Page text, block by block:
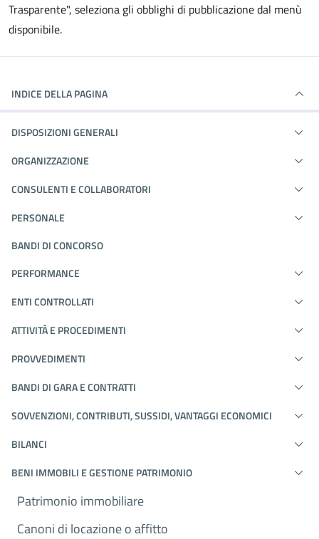
Trasparente", seleziona gli obblighi di pubblicazione dal menù
disponibile.
INDICE DELLA PAGINA
DISPOSIZIONI GENERALI
ORGANIZZAZIONE
CONSULENTI E COLLABORATORI
PERSONALE
BANDI DI CONCORSO
PERFORMANCE
ENTI CONTROLLATI
ATTIVITÀ E PROCEDIMENTI
PROVVEDIMENTI
BANDI DI GARA E CONTRATTI
SOVVENZIONI, CONTRIBUTI, SUSSIDI, VANTAGGI ECONOMICI
BILANCI
BENI IMMOBILI E GESTIONE PATRIMONIO
Patrimonio immobiliare
Canoni di locazione o affitto